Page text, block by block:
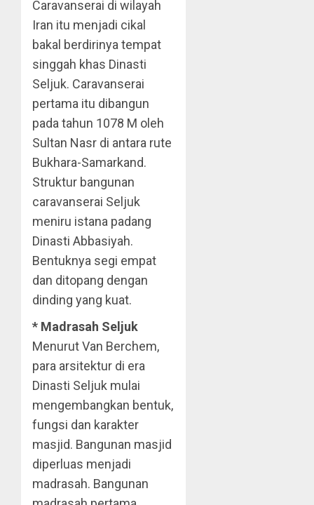
Caravanserai di wilayah
Iran itu menjadi cikal
bakal berdirinya tempat
singgah khas Dinasti
Seljuk. Caravanserai
pertama itu dibangun
pada tahun 1078 M oleh
Sultan Nasr di antara rute
Bukhara-Samarkand.
Struktur bangunan
caravanserai Seljuk
meniru istana padang
Dinasti Abbasiyah.
Bentuknya segi empat
dan ditopang dengan
dinding yang kuat.
* Madrasah Seljuk
Menurut Van Berchem,
para arsitektur di era
Dinasti Seljuk mulai
mengembangkan bentuk,
fungsi dan karakter
masjid. Bangunan masjid
diperluas menjadi
madrasah. Bangunan